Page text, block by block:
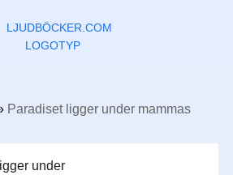
Paradiset ligger under mammas